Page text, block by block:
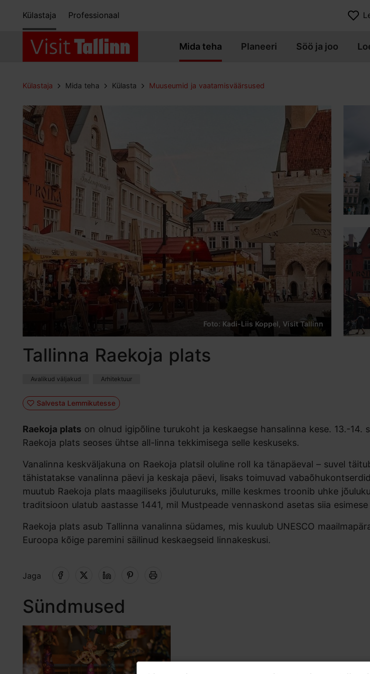
Külastaja Professionaal
Mida teha Planeeri Söö ja joo
Külastaja Mida teha Külasta Muuseumid ja vaatamisväärsused
Foto: Kadi-Liis Koppel, Visit Tallinn
Tallinna Raekoja plats
Avalikud väljakud Arhitektuur
Salvesta Lemmikutesse
Raekoja plats on olnud igipõline turukoht ja keskaegse hansalinna kese. 13.-14.
Raekoja plats seoses ühtse all-linna tekkimisega selle keskuseks.
Vanalinna keskväljakuna on Raekoja platsil oluline roll ka tänapäeval – suvel
tähistatakse vanalinna päevi ja keskaja päevi, lisaks toimuvad
muutub Raekoja plats maagiliseks jõuluturuks, mille keskmes troonib uhke
traditsioon ulatub aastasse 1441, mil Mustpeade vennaskond asetas siia esimese
Raekoja plats asub Tallinna vanalinna südames, mis kuulub UNESCO
Euroopa kõige paremini säilinud keskaegseid linnakeskusi.
Jaga
Sündmused